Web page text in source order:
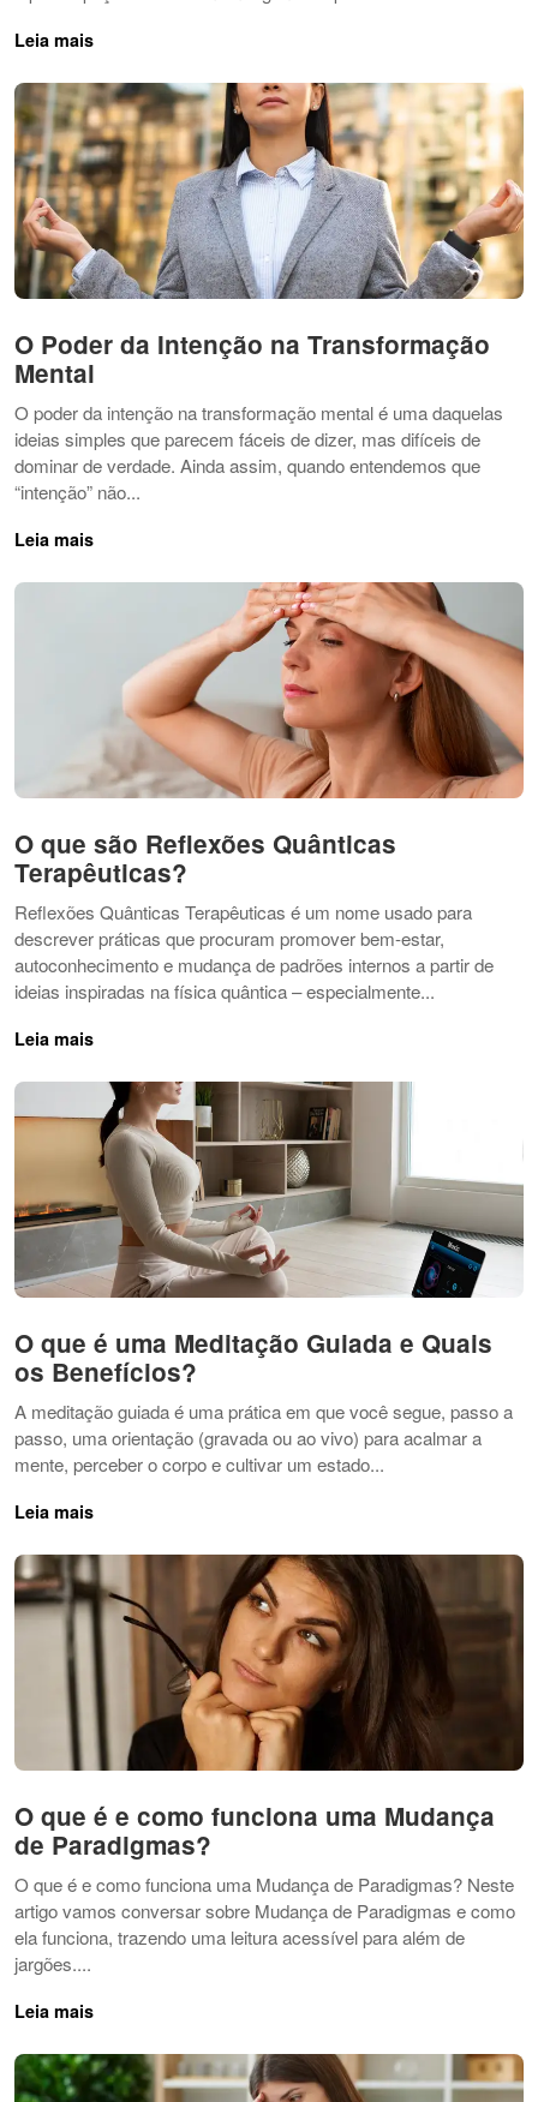
Leia mais
O Poder da Intenção na Transformação
Mental
O poder da intenção na transformação mental é uma daquelas
ideias simples que parecem fáceis de dizer, mas difíceis de
dominar de verdade. Ainda assim, quando entendemos que
“intenção” não...
Leia mais
O que são Reflexões Quânticas
Terapêuticas?
Reflexões Quânticas Terapêuticas é um nome usado para
descrever práticas que procuram promover bem-estar,
autoconhecimento e mudança de padrões internos a partir de
ideias inspiradas na física quântica – especialmente...
Leia mais
O que é uma Meditação Guiada e Quais
os Benefícios?
A meditação guiada é uma prática em que você segue, passo a
passo, uma orientação (gravada ou ao vivo) para acalmar a
mente, perceber o corpo e cultivar um estado...
Leia mais
O que é e como funciona uma Mudança
de Paradigmas?
O que é e como funciona uma Mudança de Paradigmas? Neste
artigo vamos conversar sobre Mudança de Paradigmas e como
ela funciona, trazendo uma leitura acessível para além de
jargões....
Leia mais